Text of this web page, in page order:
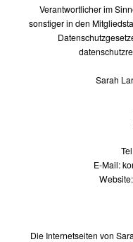
Verantwortlicher im
sonstiger in den
Sarah
E-Mail:
Die Internetseiten von